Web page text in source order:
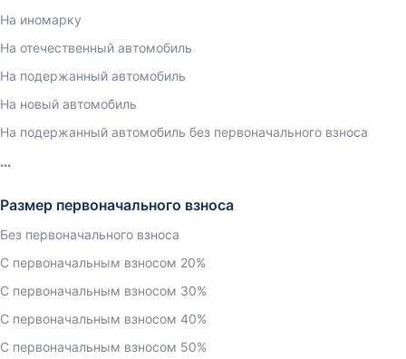
На иномарку
На отечественный автомобиль
На подержанный автомобиль
На новый автомобиль
На подержанный автомобиль без первоначального взноса
Размер первоначального взноса
Без первоначального взноса
С первоначальным взносом 20%
С первоначальным взносом 30%
С первоначальным взносом 40%
С первоначальным взносом 50%